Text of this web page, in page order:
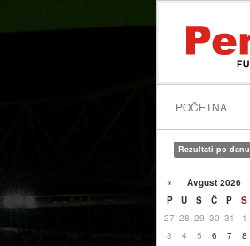
POČETNA
Rezultati po danu
« Avgust 2026
P
U S Č P S
27 28 29 30 31 1
3
4 5 6 7 8